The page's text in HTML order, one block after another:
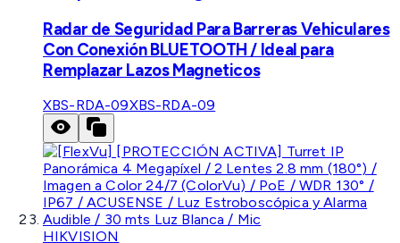
Radar de Seguridad Para Barreras Vehiculares
Con Conexión BLUETOOTH / Ideal para
Remplazar Lazos Magneticos
XBS-RDA-09XBS-RDA-09
HIKVISION